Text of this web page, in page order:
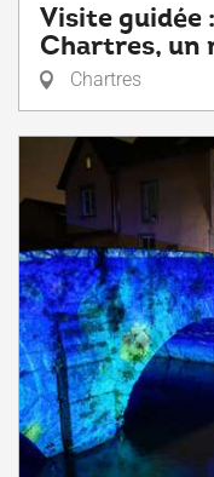
Visite guidée
Chartres, un
Chartres